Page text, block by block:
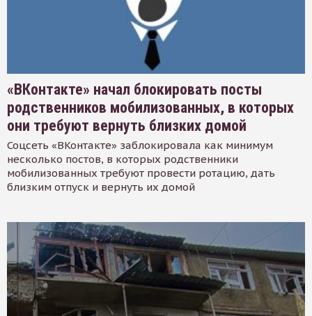
«ВКонтакте» начал блокировать посты
родственников мобилизованных, в которых
они требуют вернуть близких домой
Соцсеть «ВКонтакте» заблокировала как минимум
несколько постов, в которых родственники
мобилизованных требуют провести ротацию, дать
близким отпуск и вернуть их домой